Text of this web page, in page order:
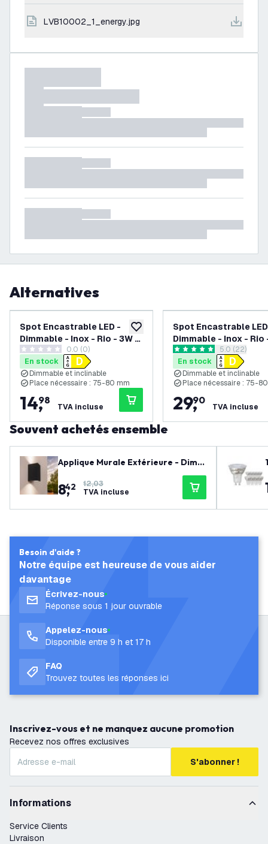
LVB10002_1_energy.jpg
Alternatives
ajouter à la liste de souhaits
Spot Encastrable LED -
Dimmable - Inox - Rio - 3W -
2700K - Ø85mm - 3 pièces
0 étoiles de notation
0.0 (0)
En stock
Dimmable et inclinable
Place nécessaire : 75-80 mm
14,
98
TVA incluse
Spot Encastrable
Dimmable - Inox - Rio
2700K - Ø85mm - 6
ouvrir le
5 étoiles de notation
5.0 (22)
En stock
Dimmable et inclinable
Place nécessaire : 75-
29,
90
TVA incluse
Souvent achetés ensemble
Applique Murale Extérieure - Dimm
able - Deux Faces - IP54 - Raccord
GU10 - Noir - Convient pour l'intéri
eur et l'extérieur
8,
42
12,03
TVA incluse
Besoin d'aide ?
Notre équipe est heureuse de vous aider
davantage
Écrivez-nous
Réponse sous 1 jour ouvrable
Appelez-nous
Disponible entre 9 h et 17 h
FAQ
Trouvez toutes les réponses ici
Inscrivez-vous et ne manquez aucune promotion
Recevez nos offres exclusives
S'abonner !
Informations
Service Clients
Livraison